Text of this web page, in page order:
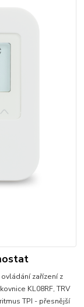
zařízení z
KL08RF, TRV
TPI - přesnější